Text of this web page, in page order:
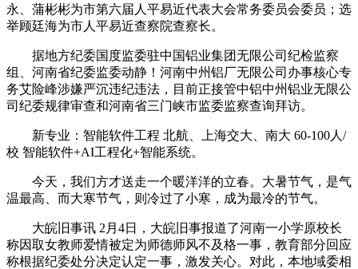
永、蒲彬彬为市第六届人平易近代表大会常务委员会委员；选
举顾廷海为市人平易近查察院查察长。
据地方纪委国度监委驻中国铝业集团无限公司纪检监察
组、河南省纪委监委动静！河南中州铝厂无限公司办事核心专
务艾险峰涉嫌严沉违纪违法，目前正接管中铝中州铝业无限公
司纪委规律审查和河南省三门峡市监委监察查询拜访。
新专业：智能软件工程 北航、上海交大、南大 60-100人/
校 智能软件+AI工程化+智能系统。
今天，我们方才送走一个暖洋洋的立春。大暑节气，是气
温最高、而大寒节气，则冷过了小寒，成为最冷的节气。
大皖旧事讯 2月4日，大皖旧事报道了河南一小学原校长
称因取女教师爱情被定为师德师风不及格一事，教育部分回应
称根据纪委处分决定认定一事，激发关心。对此，本地域委相